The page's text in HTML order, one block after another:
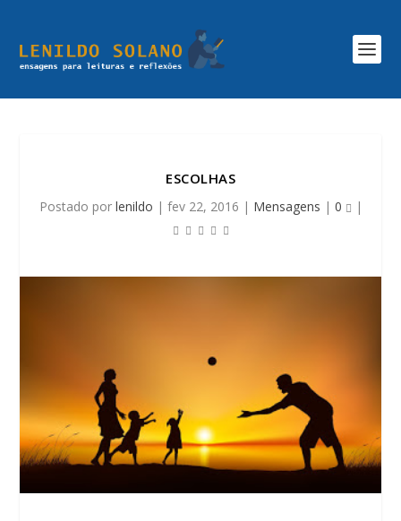
ESCOLHAS
Postado por lenildo | fev 22, 2016 | Mensagens | 0 |